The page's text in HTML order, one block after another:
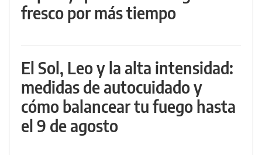
fresco por más tiempo
El Sol, Leo y la alta intensidad:
medidas de autocuidado y
cómo balancear tu fuego hasta
el 9 de agosto